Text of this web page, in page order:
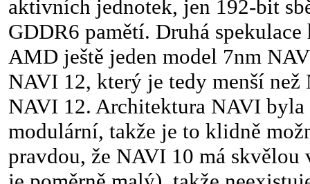
aktivních jednotek, jen 192-bit
GDDR6 pamětí. Druhá
AMD ještě jeden model 7nm
NAVI 12, který je tedy menší než
NAVI 12. Architektura NAVI byla
modulární, takže je to klidně
pravdou, že NAVI 10 má skvělou